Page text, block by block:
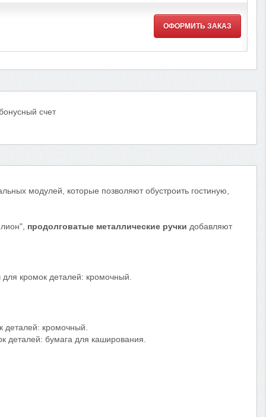
ОФОРМИТЬ ЗАКАЗ
счет
модулей, которые позволяют обустроить гостиную,
продолговатые металлические ручки добавляют
кромок деталей: кромочный.
кромочный.
деталей: бумага для каширования.